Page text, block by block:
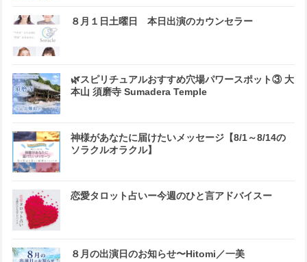
８月１日土曜日 本日出演のカウンセラー
🌿スピリチュアルおすすめ穴場パワースポット③ 大
本山 須磨寺 Sumadera Temple
神様があなたに届けたいメッセージ【8/1～8/14の
ソラクルオラクル】
恋愛タロット占いー今週のひと言アドバイスー
８月の出演日のお知らせ〜Hitomi／一美